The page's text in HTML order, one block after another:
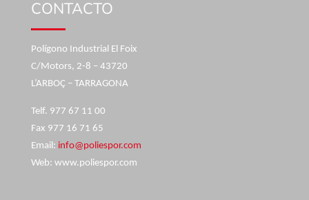
CONTACTO
Polígono Industrial El Foix
C/Motors, 2-8 – 43720
L’ARBOÇ – TARRAGONA
Telf. 977 67 11 00
Fax 977 16 71 65
Email: info@poliespor.com
Web: www.poliespor.com